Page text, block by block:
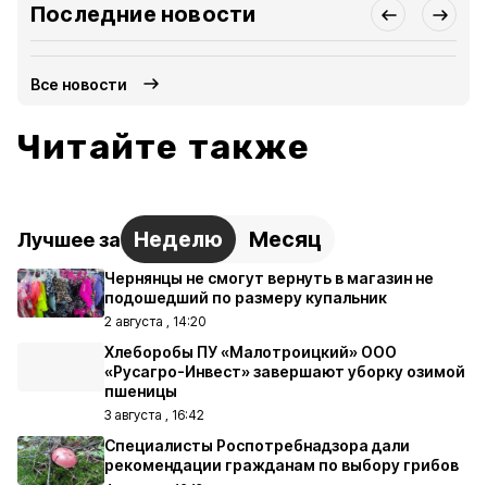
Последние новости
Все новости
Читайте также
Лучшее за Неделю Месяц
Чернянцы не смогут вернуть в магазин не
подошедший по размеру купальник
2 августа , 14:20
Хлеборобы ПУ «Малотроицкий» ООО
«Русагро-Инвест» завершают уборку озимой
пшеницы
3 августа , 16:42
Специалисты Роспотребнадзора дали
рекомендации гражданам по выбору грибов